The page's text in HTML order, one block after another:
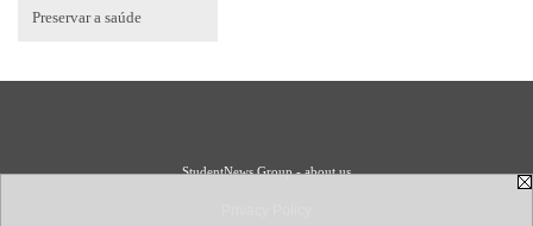
Preservar a saúde
StudentNews Group - about us